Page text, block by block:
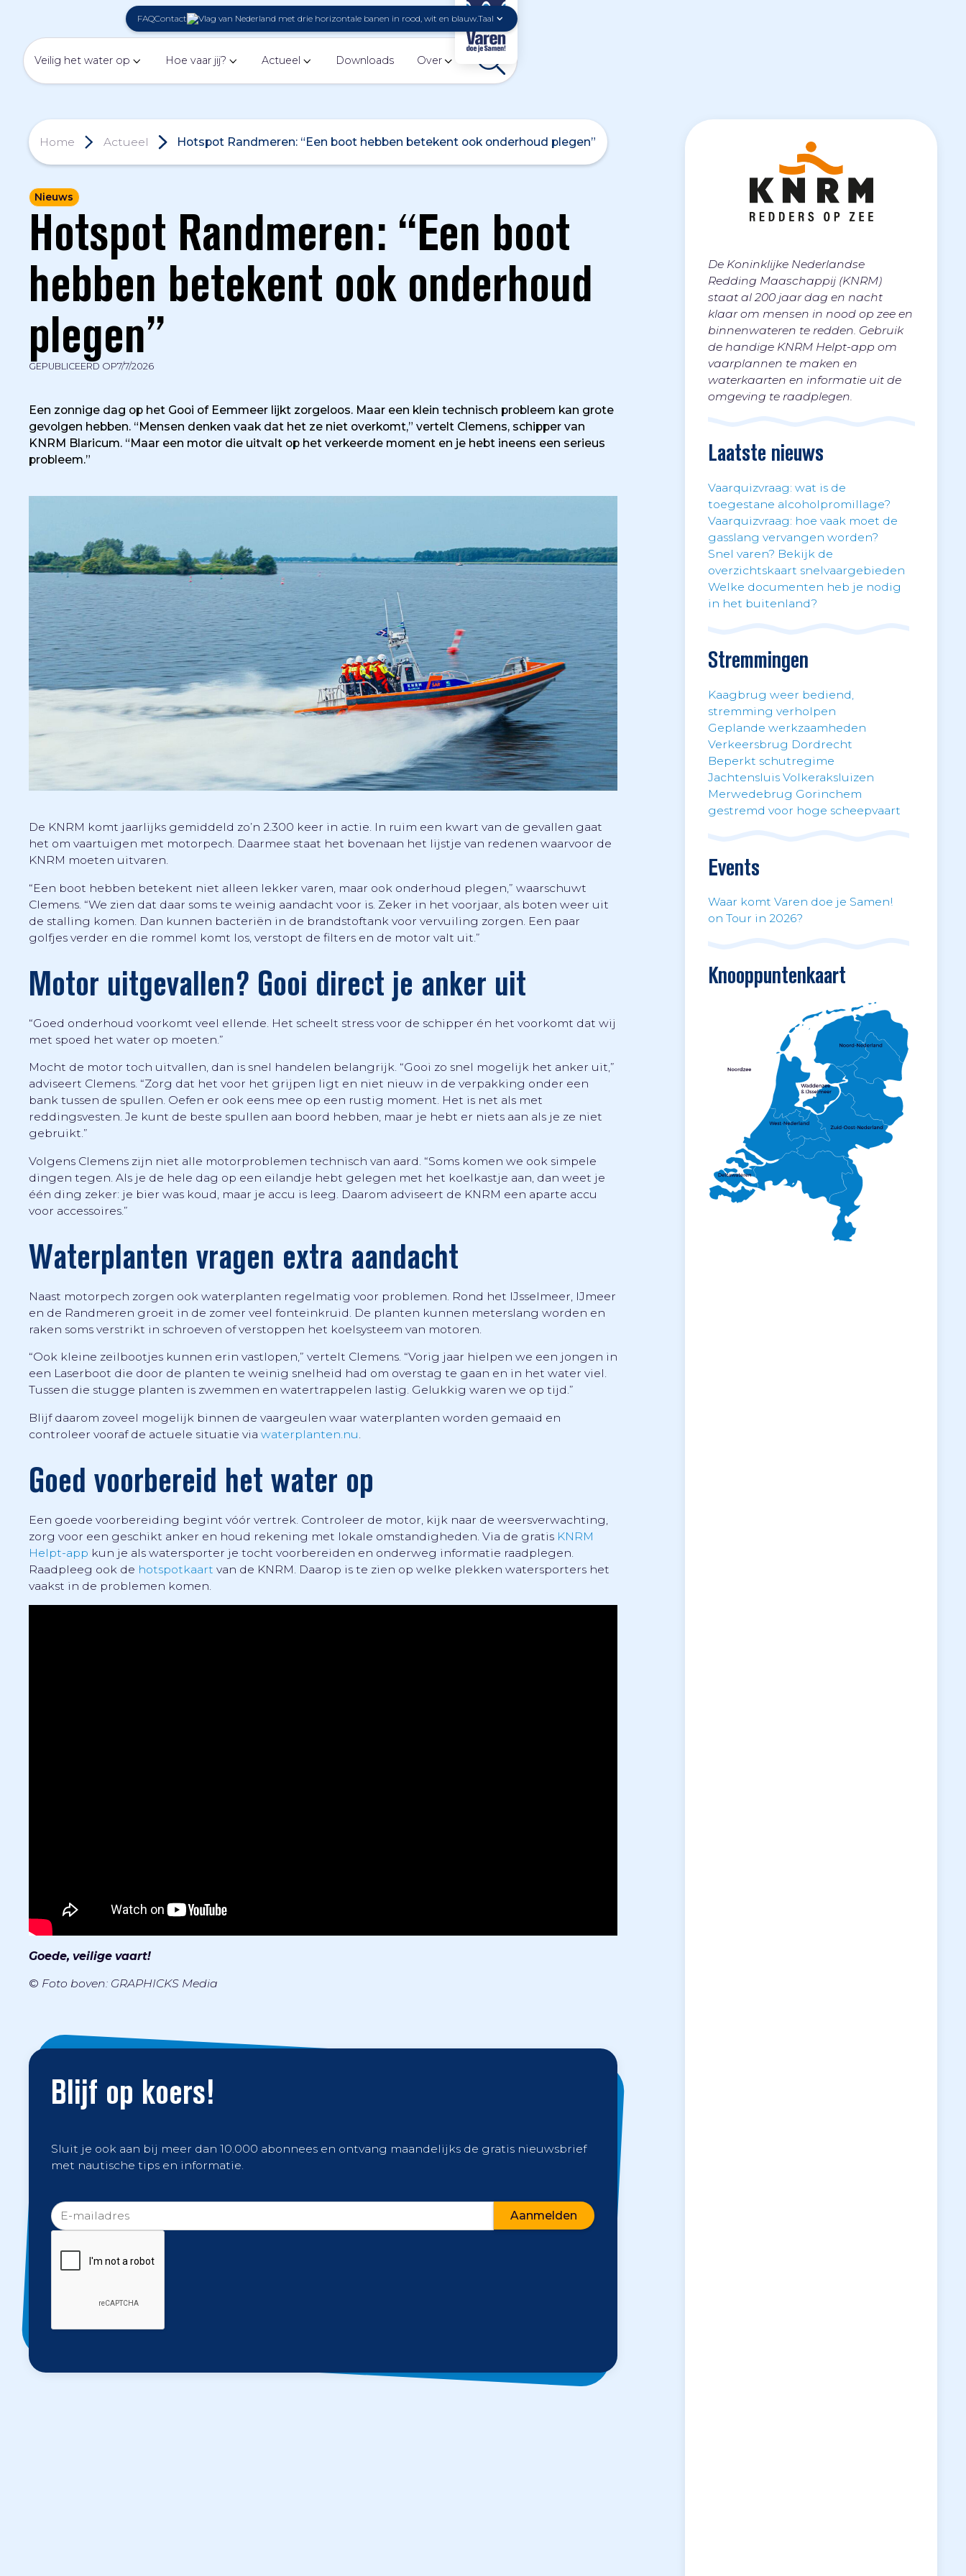
FAQContact Taal
Veilig het water op Hoe vaar jij? Actueel Downloads Over
Home Actueel Hotspot Randmeren: “Een boot hebben betekent ook onderhoud plegen”
Nieuws
Hotspot Randmeren: “Een boot
hebben betekent ook onderhoud
plegen”
GEPUBLICEERD OP7/7/2026
Een zonnige dag op het Gooi of Eemmeer lijkt zorgeloos. Maar een klein technisch probleem kan grote
gevolgen hebben. “Mensen denken vaak dat het ze niet overkomt,” vertelt Clemens, schipper van
KNRM Blaricum. “Maar een motor die uitvalt op het verkeerde moment en je hebt ineens een serieus
probleem.”
De KNRM komt jaarlijks gemiddeld zo’n 2.300 keer in actie. In ruim een kwart van de gevallen gaat
het om vaartuigen met motorpech. Daarmee staat het bovenaan het lijstje van redenen waarvoor de
KNRM moeten uitvaren.
“Een boot hebben betekent niet alleen lekker varen, maar ook onderhoud plegen,” waarschuwt
Clemens. “We zien dat daar soms te weinig aandacht voor is. Zeker in het voorjaar, als boten weer uit
de stalling komen. Dan kunnen bacteriën in de brandstoftank voor vervuiling zorgen. Een paar
golfjes verder en die rommel komt los, verstopt de filters en de motor valt uit.”
Motor uitgevallen? Gooi direct je anker uit
“Goed onderhoud voorkomt veel ellende. Het scheelt stress voor de schipper én het voorkomt dat wij
met spoed het water op moeten.”
Mocht de motor toch uitvallen, dan is snel handelen belangrijk. “Gooi zo snel mogelijk het anker uit,”
adviseert Clemens. “Zorg dat het voor het grijpen ligt en niet nieuw in de verpakking onder een
bank tussen de spullen. Oefen er ook eens mee op een rustig moment. Het is net als met
reddingsvesten. Je kunt de beste spullen aan boord hebben, maar je hebt er niets aan als je ze niet
gebruikt.”
Volgens Clemens zijn niet alle motorproblemen technisch van aard. “Soms komen we ook simpele
dingen tegen. Als je de hele dag op een eilandje hebt gelegen met het koelkastje aan, dan weet je
één ding zeker: je bier was koud, maar je accu is leeg. Daarom adviseert de KNRM een aparte accu
voor accessoires.”
Waterplanten vragen extra aandacht
Naast motorpech zorgen ook waterplanten regelmatig voor problemen. Rond het IJsselmeer, IJmeer
en de Randmeren groeit in de zomer veel fonteinkruid. De planten kunnen meterslang worden en
raken soms verstrikt in schroeven of verstoppen het koelsysteem van motoren.
“Ook kleine zeilbootjes kunnen erin vastlopen,” vertelt Clemens. “Vorig jaar hielpen we een jongen in
een Laserboot die door de planten te weinig snelheid had om overstag te gaan en in het water viel.
Tussen die stugge planten is zwemmen en watertrappelen lastig. Gelukkig waren we op tijd.”
Blijf daarom zoveel mogelijk binnen de vaargeulen waar waterplanten worden gemaaid en
controleer vooraf de actuele situatie via waterplanten.nu.
Goed voorbereid het water op
Een goede voorbereiding begint vóór vertrek. Controleer de motor, kijk naar de weersverwachting,
zorg voor een geschikt anker en houd rekening met lokale omstandigheden. Via de gratis KNRM
Helpt-app kun je als watersporter je tocht voorbereiden en onderweg informatie raadplegen.
Raadpleeg ook de hotspotkaart van de KNRM. Daarop is te zien op welke plekken watersporters het
vaakst in de problemen komen.
Goede, veilige vaart!
© Foto boven: GRAPHICKS Media
Blijf op koers!
Sluit je ook aan bij meer dan 10.000 abonnees en ontvang maandelijks de gratis nieuwsbrief
met nautische tips en informatie.
De Koninklijke Nederlandse
Redding Maaschappij (KNRM)
staat al 200 jaar dag en nacht
klaar om mensen in nood op zee en
binnenwateren te redden. Gebruik
de handige KNRM Helpt-app om
vaarplannen te maken en
waterkaarten en informatie uit de
omgeving te raadplegen.
Laatste nieuws
Vaarquizvraag: wat is de
toegestane alcoholpromillage?
Vaarquizvraag: hoe vaak moet de
gasslang vervangen worden?
Snel varen? Bekijk de
overzichtskaart snelvaargebieden
Welke documenten heb je nodig
in het buitenland?
Stremmingen
Kaagbrug weer bediend,
stremming verholpen
Geplande werkzaamheden
Verkeersbrug Dordrecht
Beperkt schutregime
Jachtensluis Volkeraksluizen
Merwedebrug Gorinchem
gestremd voor hoge scheepvaart
Events
Waar komt Varen doe je Samen!
on Tour in 2026?
Knooppuntenkaart